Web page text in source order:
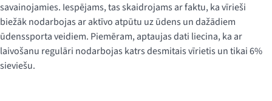
savainojamies. Iespējams, tas skaidrojams ar faktu, ka vīrieši
biežāk nodarbojas ar aktīvo atpūtu uz ūdens un dažādiem
ūdenssporta veidiem. Piemēram, aptaujas dati liecina, ka ar
laivošanu regulāri nodarbojas katrs desmitais vīrietis un tikai 6%
sieviešu.